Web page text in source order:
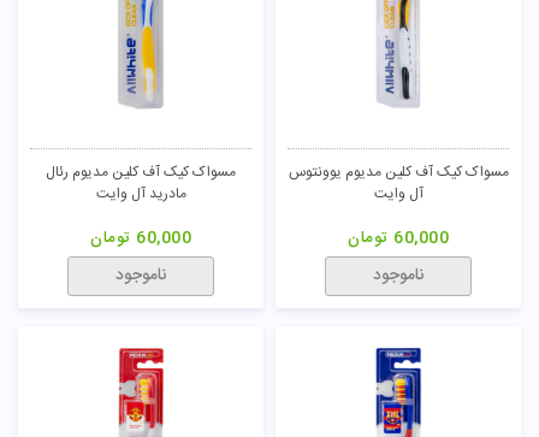
مسواک کیک آف کلین مدیوم یوونتوس
آل وایت
60,000 تومان
ناموجود
مسواک کیک آف کلین مدیوم رئال
مادرید آل وایت
60,000 تومان
ناموجود